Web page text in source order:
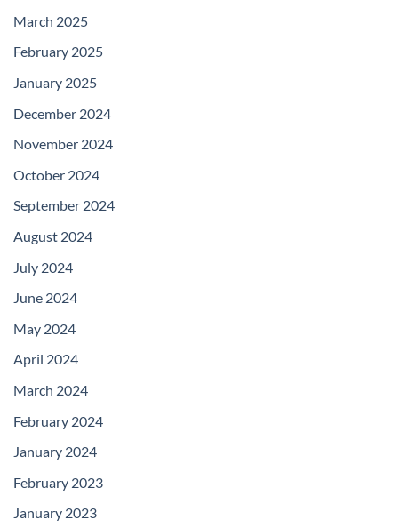
March 2025
February 2025
January 2025
December 2024
November 2024
October 2024
September 2024
August 2024
July 2024
June 2024
May 2024
April 2024
March 2024
February 2024
January 2024
February 2023
January 2023